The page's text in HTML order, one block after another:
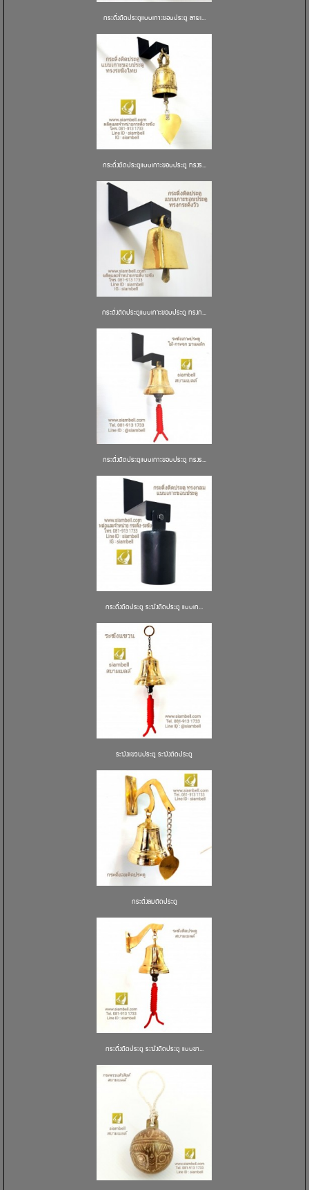
กระดิ่งติดประตูแบบเกาะขอบประตู ลายเ...
กระดิ่งติดประตูแบบเกาะขอบประตู ทรงร...
กระดิ่งติดประตูแบบเกาะขอบประตู ทรงก...
กระดิ่งติดประตูแบบเกาะขอบประตู ทรงร...
กระดิ่งติดประตู ระฆังติดประตู แบบเก...
ระฆังแขวนประตู ระฆังติดประตู
กระดิ่งลมติดประตู
กระดิ่งติดประตู ระฆังติดประตู แบบขา...